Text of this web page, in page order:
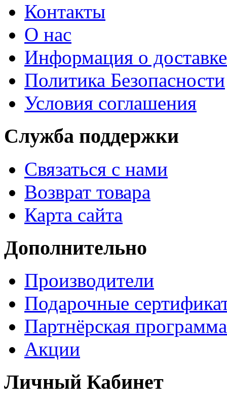
Контакты
О нас
Информация о доставке
Политика Безопасности
Условия соглашения
Служба поддержки
Связаться с нами
Возврат товара
Карта сайта
Дополнительно
Производители
Подарочные
Партнёрская программа
Акции
Личный Кабинет